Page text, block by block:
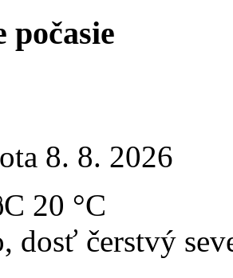
počasie
8. 8. 2026
20 °C
dosť čerstvý